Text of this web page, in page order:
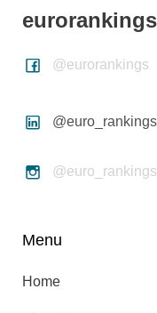
@eurorankings
@euro_rankings
@euro_rankings
Menu
Home